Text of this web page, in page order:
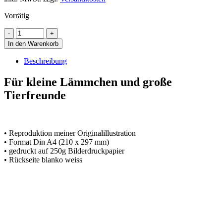
Vorrätig
In den Warenkorb
Beschreibung
Für kleine Lämmchen und große
Tierfreunde
• Reproduktion meiner Originalillustration
• Format Din A4 (210 x 297 mm)
• gedruckt auf 250g Bilderdruckpapier
• Rückseite blanko weiss